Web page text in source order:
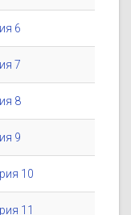
6
7
8
9
10
11